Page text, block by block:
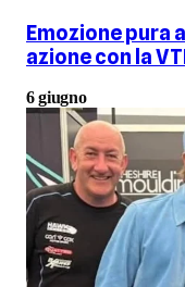
Emozione pura
azione con la
6 giugno